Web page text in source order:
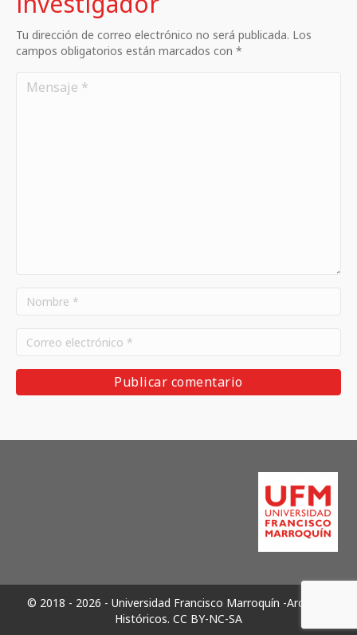
Tu dirección de correo electrónico no será publicada. Los
campos obligatorios están marcados con *
© 2018 - 2026 - Universidad Francisco Marroquín -Archivos
Históricos. CC BY-NC-SA